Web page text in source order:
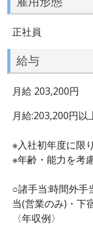
正社員
給与
月給 203,200円
月給:203,200円以
※入社初年度に限
※年齢・能力を考
○諸手当:時間外手
当(営業のみ)・下
〈年収例〉